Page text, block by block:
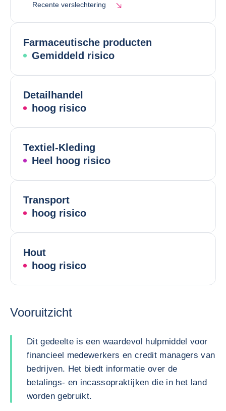
Recente verslechtering
Farmaceutische producten
Gemiddeld risico
Detailhandel
hoog risico
Textiel-Kleding
Heel hoog risico
Transport
hoog risico
Hout
hoog risico
Vooruitzicht
Dit gedeelte is een waardevol hulpmiddel voor
financieel medewerkers en credit managers van
bedrijven. Het biedt informatie over de
betalings- en incassopraktijken die in het land
worden gebruikt.